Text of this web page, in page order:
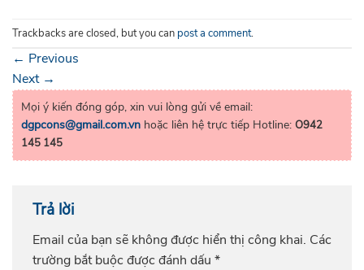
Trackbacks are closed, but you can post a comment.
← Previous
Next →
Mọi ý kiến đóng góp, xin vui lòng gửi về email:
dgpcons@gmail.com.vn hoặc liên hệ trực tiếp Hotline: O942
145 145
Trả lời
Email của bạn sẽ không được hiển thị công khai. Các
trường bắt buộc được đánh dấu *